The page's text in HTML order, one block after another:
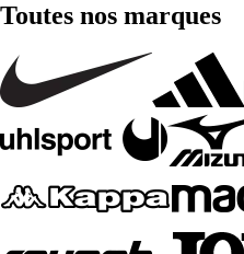
Toutes nos marques